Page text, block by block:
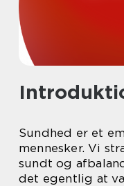
Sundhed er et
mennesker. Vi
sundt og
det egentlig at